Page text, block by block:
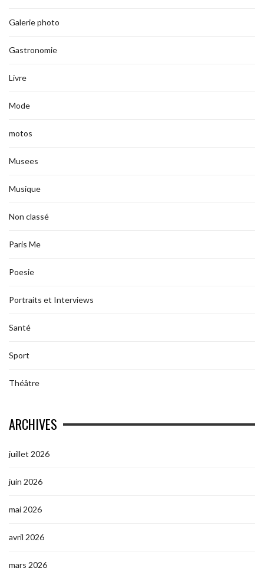
Galerie photo
Gastronomie
Livre
Mode
motos
Musees
Musique
Non classé
Paris Me
Poesie
Portraits et Interviews
Santé
Sport
Théâtre
ARCHIVES
juillet 2026
juin 2026
mai 2026
avril 2026
mars 2026